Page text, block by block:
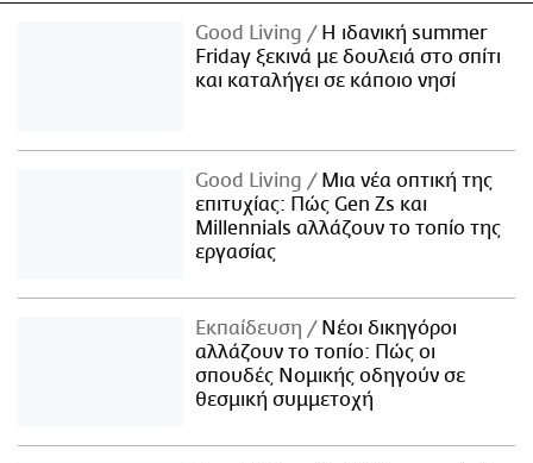
Good Living
Η ιδανική summer
Friday ξεκινά με δουλειά στο σπίτι
και καταλήγει σε κάποιο νησί
Good Living
Μια νέα οπτική της
επιτυχίας: Πώς Gen Zs και
Millennials αλλάζουν το τοπίο της
εργασίας
Εκπαίδευση
Νέοι δικηγόροι
αλλάζουν το τοπίο: Πώς οι
σπουδές Νομικής οδηγούν σε
θεσμική συμμετοχή